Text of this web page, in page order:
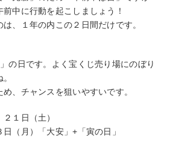
前中に行動を起こしましょう！
、１年の内この２日間だけです。
の日です。よく宝くじ売り場にのぼり
、チャンスを狙いやすいです。
１日（土）
（月）「大安」+「寅の日」